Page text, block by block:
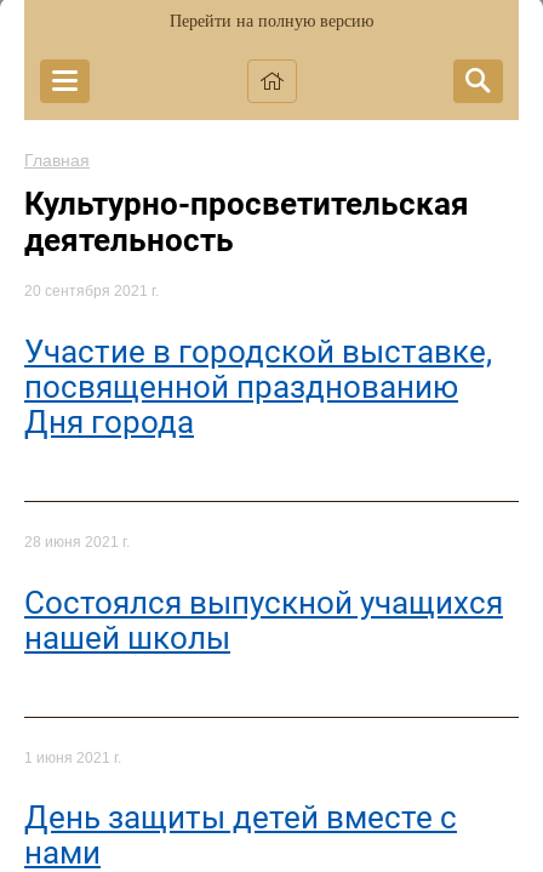
Перейти на полную версию
Главная
Культурно-просветительская
деятельность
20 сентября 2021 г.
Участие в городской выставке,
посвященной празднованию
Дня города
28 июня 2021 г.
Состоялся выпускной учащихся
нашей школы
1 июня 2021 г.
День защиты детей вместе с
нами